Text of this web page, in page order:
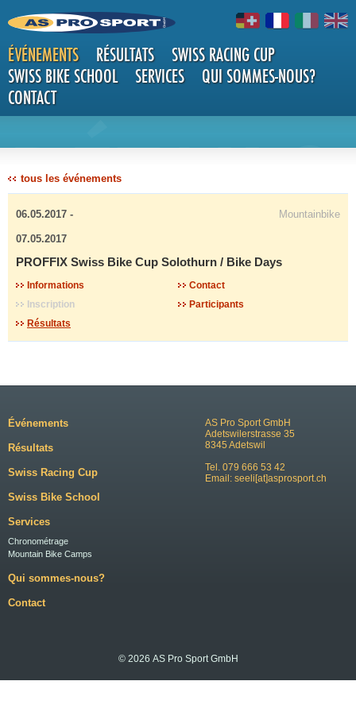
ÉVÉNEMENTS RÉSULTATS
SWISS RACING CUP
SWISS BIKE SCHOOL
SERVICES
QUI SOMMES-NOUS?
CONTACT
DÉTAILS
tous les événements
06.05.2017 -
07.05.2017
Mountainbike
PROFFIX Swiss Bike Cup Solothurn / Bike Days
Informations
Contact
Inscription
Participants
Résultats
AS Pro Sport GmbH
Adetswilerstrasse 35
8345 Adetswil
Tel. 079 666 53 42
Email: seeli[at]asprosport.ch
Événements
Résultats
Swiss Racing Cup
Swiss Bike School
Services
Chronométrage
Mountain Bike Camps
Qui sommes-nous?
Contact
© 2026 AS Pro Sport GmbH